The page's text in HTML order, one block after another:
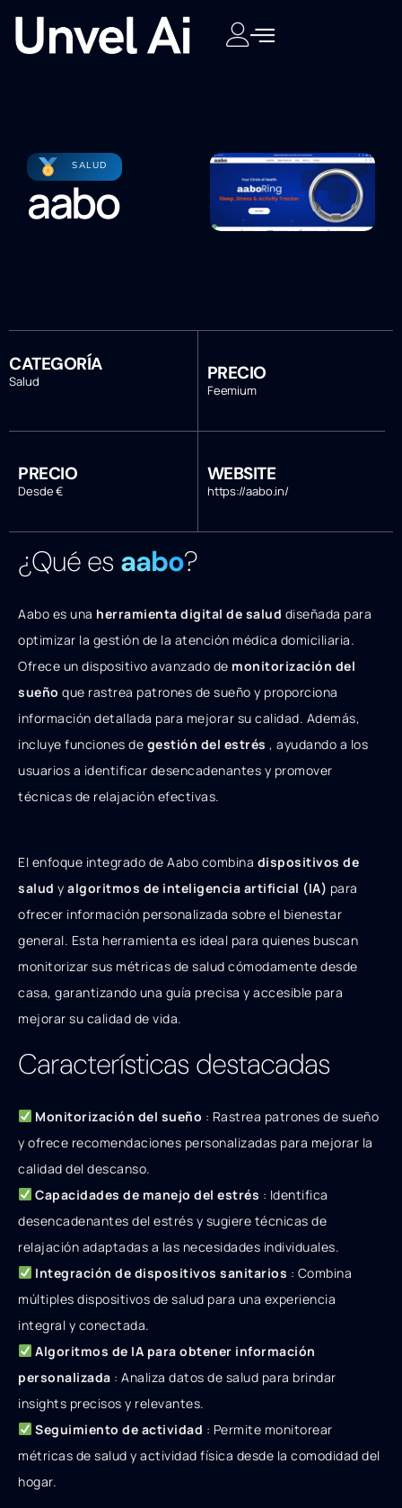
SALUD
aabo
CATEGORÍA
Salud PRECIO
Feemium
PRECIO
Desde €
WEBSITE
https://aabo.in/
¿Qué es aabo?
Aabo es una herramienta digital de salud diseñada para
optimizar la gestión de la atención médica domiciliaria.
Ofrece un dispositivo avanzado de monitorización del
sueño que rastrea patrones de sueño y proporciona
información detallada para mejorar su calidad. Además,
incluye funciones de gestión del estrés , ayudando a los
usuarios a identificar desencadenantes y promover
técnicas de relajación efectivas.
El enfoque integrado de Aabo combina dispositivos de
salud y algoritmos de inteligencia artificial (IA) para
ofrecer información personalizada sobre el bienestar
general. Esta herramienta es ideal para quienes buscan
monitorizar sus métricas de salud cómodamente desde
casa, garantizando una guía precisa y accesible para
mejorar su calidad de vida.
Características destacadas
Monitorización del sueño : Rastrea patrones de sueño
y ofrece recomendaciones personalizadas para mejorar la
calidad del descanso.
Capacidades de manejo del estrés : Identifica
desencadenantes del estrés y sugiere técnicas de
relajación adaptadas a las necesidades individuales.
Integración de dispositivos sanitarios : Combina
múltiples dispositivos de salud para una experiencia
integral y conectada.
Algoritmos de IA para obtener información
personalizada : Analiza datos de salud para brindar
insights precisos y relevantes.
Seguimiento de actividad : Permite monitorear
métricas de salud y actividad física desde la comodidad del
hogar.